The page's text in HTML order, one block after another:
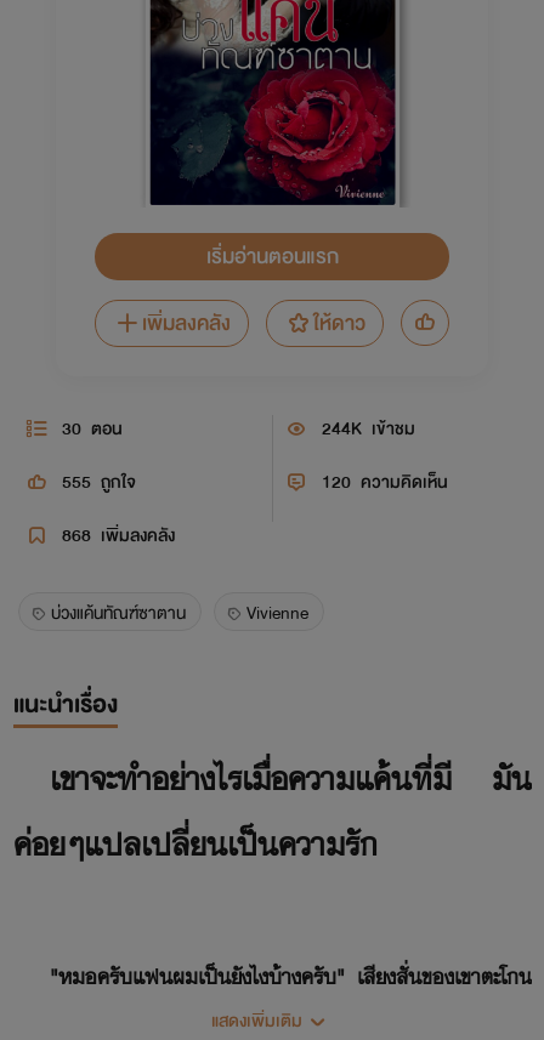
เริ่มอ่านตอนแรก
เพิ่มลงคลัง
ให้ดาว
30 ตอน 244K เข้าชม
555 ถูกใจ 120 ความคิดเห็น
868 เพิ่มลงคลัง
บ่วงแค้นทัณฑ์ซาตาน Vivienne
แนะนำเรื่อง
เขาจะทำอย่างไรเมื่อความแค้นที่มี มัน
ค่อยๆแปลเปลี่ยนเป็นความรัก
"หมอครับแฟนผมเป็นยังไงบ้างครับ" เสียงสั่นของเขาตะโกน
แสดงเพิ่มเติม